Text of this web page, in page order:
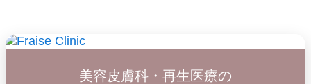
美容皮膚科・再生医療の